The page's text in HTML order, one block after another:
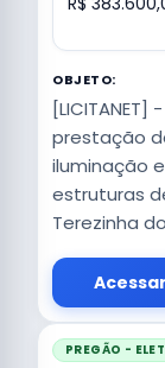
OBJETO:
prestação
iluminação
estruturas
Terezinha
PREGÃO -